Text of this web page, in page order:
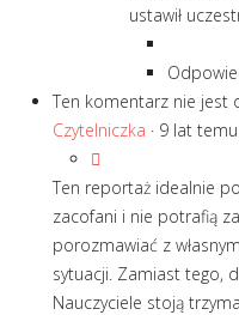
ustawił
Ten komentarz nie jest
Czytelniczka · 9 lat temu
Ten reportaż idealnie
zacofani i nie potrafią
porozmawiać z
sytuacji. Zamiast tego,
Nauczyciele stoją